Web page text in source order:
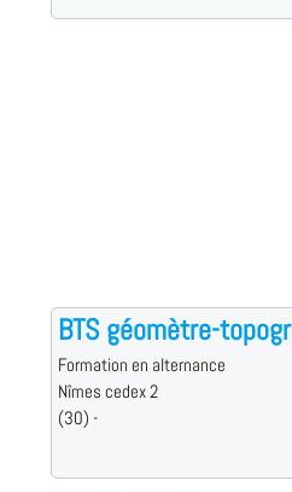
BTS géomètre-
Formation en alternance
Nîmes cedex 2
(30) -